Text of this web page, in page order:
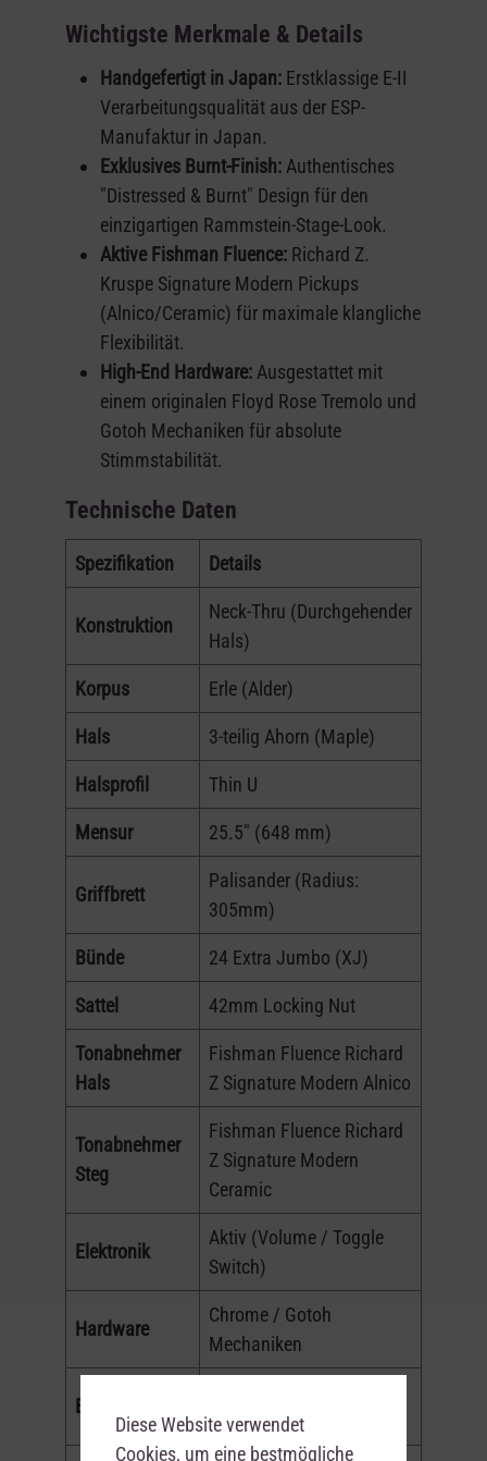
Wichtigste Merkmale & Details
Handgefertigt in Japan: Erstklassige E-II
Verarbeitungsqualität aus der ESP-
Manufaktur in Japan.
Exklusives Burnt-Finish: Authentisches
"Distressed & Burnt" Design für den
einzigartigen Rammstein-Stage-Look.
Aktive Fishman Fluence: Richard Z.
Kruspe Signature Modern Pickups
(Alnico/Ceramic) für maximale klangliche
Flexibilität.
High-End Hardware: Ausgestattet mit
einem originalen Floyd Rose Tremolo und
Gotoh Mechaniken für absolute
Stimmstabilität.
Technische Daten
Spezifikation Details
Konstruktion
Neck-Thru (Durchgehender
Hals)
Korpus Erle (Alder)
Hals 3-teilig Ahorn (Maple)
Halsprofil Thin U
Mensur 25.5" (648 mm)
Griffbrett
Palisander (Radius:
305mm)
Bünde 24 Extra Jumbo (XJ)
Sattel 42mm Locking Nut
Tonabnehmer
Hals
Fishman Fluence Richard
Z Signature Modern Alnico
Tonabnehmer
Steg
Fishman Fluence Richard
Z Signature Modern
Ceramic
Elektronik
Aktiv (Volume / Toggle
Switch)
Hardware
Chrome / Gotoh
Mechaniken
Brücke
Tremolo
Diese Website verwendet
Cookies, um eine bestmögliche